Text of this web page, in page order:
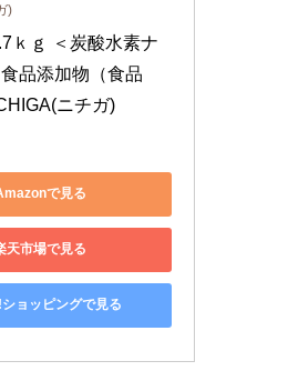
)
ｋｇ ＜炭酸水素ナ
食品添加物（食品
ニチガ)
で見る
天市場で見る
ョッピングで見る